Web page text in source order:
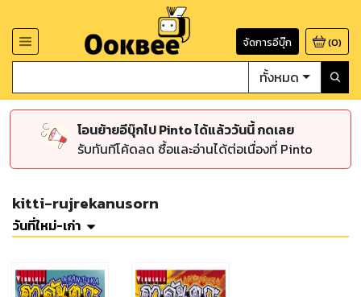
จัดการอีบุ๊ก (0)
ทั้งหมด
โอนย้ายอีบุ๊กไป Pinto ได้แล้ววันนี้ กดเลย
รับทันทีโค้ดลด ซื้อและอ่านได้ต่อเนื่องที่ Pinto
kitti-rujrekanusorn
วันที่ใหม่-เก่า